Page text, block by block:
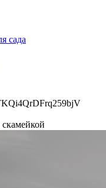
сада